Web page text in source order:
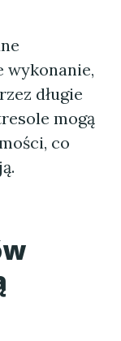
wykonanie,
długie
mogą
co